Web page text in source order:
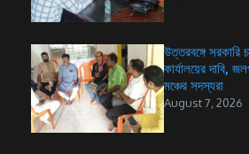
উত্তরবঙ্গে সরকারি
কার্যালয়ের দাবি,
মঞ্চের সদস্যরা
August 7, 2026